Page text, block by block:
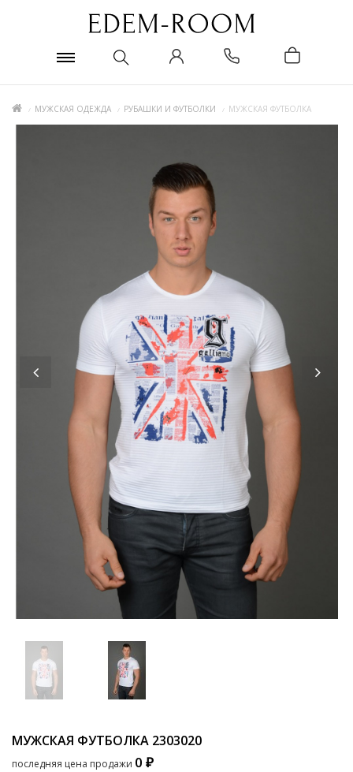
МУЖСКАЯ ОДЕЖДА РУБАШКИ И ФУТБОЛКИ МУЖСКАЯ ФУТБОЛКА
МУЖСКАЯ ФУТБОЛКА 2303020
последняя цена продажи 0 ₽